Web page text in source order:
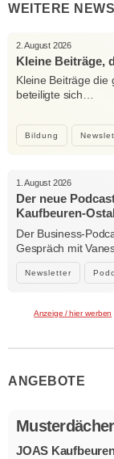
WEITERE NEWS
Bildung
2. August 2026
Kleine Beiträge,
Kleine Beiträge die
beteiligte sich…
Newsletter
1. August 2026
Der neue
Kaufbeuren-
Verbindungen
Der Business-
Gespräch mit
Anzeige / hier werben
ANGEBOTE
JOAS